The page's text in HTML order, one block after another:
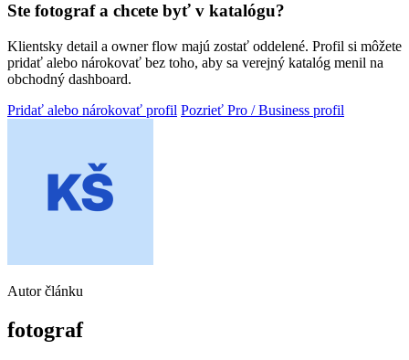
Ste fotograf a chcete byť v katalógu?
Klientsky detail a owner flow majú zostať oddelené. Profil si môžete
pridať alebo nárokovať bez toho, aby sa verejný katalóg menil na
obchodný dashboard.
Pridať alebo nárokovať profil Pozrieť Pro / Business profil
Autor článku
fotograf